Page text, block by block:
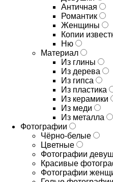
Античная
Романтик
Женщины
Копии
Ню
Материал
Из глины
Из дерева
Из гипса
Из пластика
Из керамики
Из меди
Из металла
Фотографии
Чёрно-белые
Цветные
Фотографии
Красивые
Фотографии